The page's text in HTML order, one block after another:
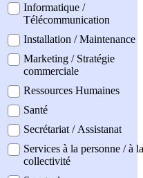
Informatique /
Télécommunication
Installation / Maintenance
Marketing / Stratégie
commerciale
Ressources Humaines
Santé
Secrétariat / Assistanat
Services à la personne / à la
collectivité